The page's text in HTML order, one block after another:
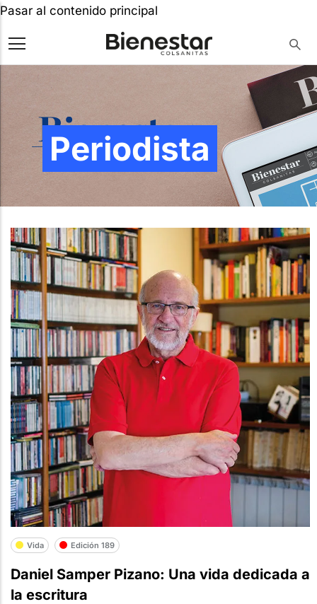
Pasar al contenido principal
Periodista
Vida Edición 189
Daniel Samper Pizano: Una vida dedicada a
la escritura